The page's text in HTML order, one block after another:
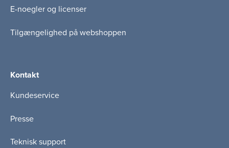
E-noegler og licenser
Tilgængelighed på webshoppen
Kontakt
Kundeservice
Presse
Teknisk support